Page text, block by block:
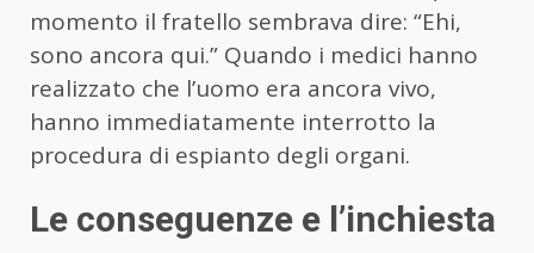
momento il fratello sembrava dire: “Ehi,
sono ancora qui.” Quando i medici hanno
realizzato che l’uomo era ancora vivo,
hanno immediatamente interrotto la
procedura di espianto degli organi.
Le conseguenze e l’inchiesta